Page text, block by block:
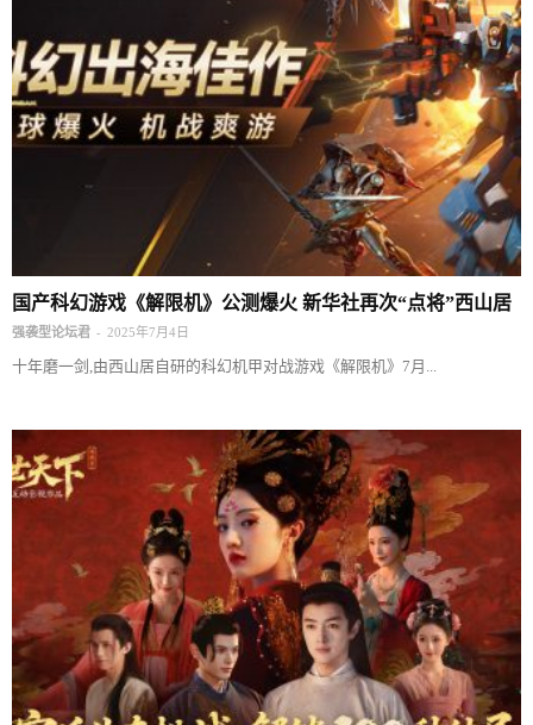
国产科幻游戏《解限机》公测爆火 新华社再次“点将”西山居
强袭型论坛君 - 2025年7月4日
十年磨一剑,由西山居自研的科幻机甲对战游戏《解限机》7月...